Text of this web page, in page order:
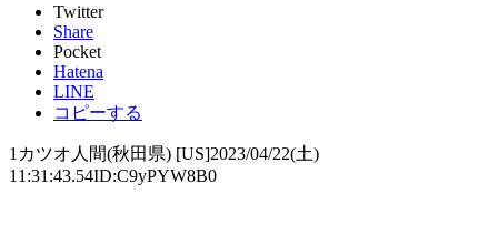
Twitter
Share
Pocket
Hatena
LINE
コピーする
1カツオ人間(秋田県) [US]2023/04/22(土)
11:31:43.54ID:C9yPYW8B0